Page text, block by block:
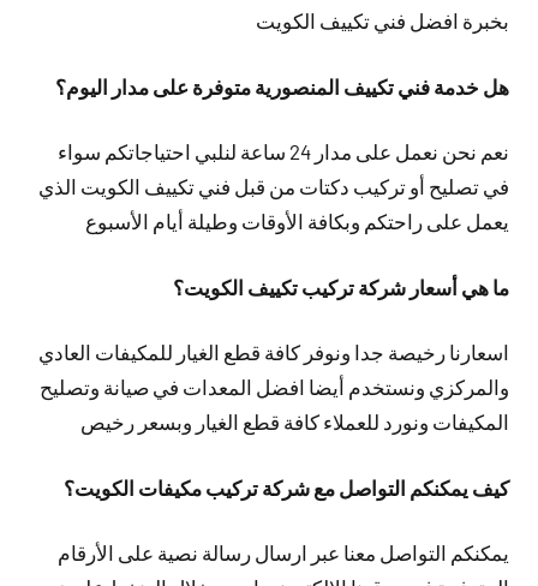
بخبرة افضل فني تكييف الكويت
هل خدمة فني تكييف المنصورية متوفرة على مدار اليوم؟
نعم نحن نعمل على مدار 24 ساعة لنلبي احتياجاتكم سواء
في تصليح أو تركيب دكتات من قبل فني تكييف الكويت الذي
يعمل على راحتكم وبكافة الأوقات وطيلة أيام الأسبوع
ما هي أسعار شركة تركيب تكييف الكويت؟
اسعارنا رخيصة جدا ونوفر كافة قطع الغيار للمكيفات العادي
والمركزي ونستخدم أيضا افضل المعدات في صيانة وتصليح
المكيفات ونورد للعملاء كافة قطع الغيار وبسعر رخيص
كيف يمكنكم التواصل مع شركة تركيب مكيفات الكويت؟
يمكنكم التواصل معنا عبر ارسال رسالة نصية على الأرقام